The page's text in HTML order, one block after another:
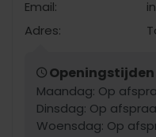
Email:
Adres:
Openingstijden
Maandag: Op
Dinsdag: Op
Woensdag: Op